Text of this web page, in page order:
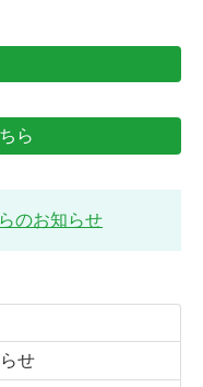
ら
のお知らせ
せ